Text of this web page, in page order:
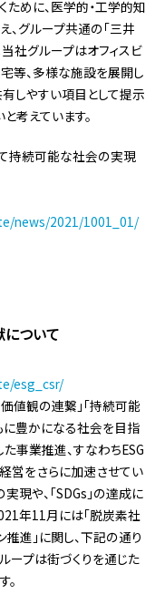
めに、医学的・工学的知
グループ共通の「三井
社グループはオフィスビ
宅等、多様な施設を展開し
しやすい項目として提示
考えています。
て持続可能な社会の実現
news/2021/1001_01/
について
esg_csr/
値観の連繋」「持続可能
に豊かになる社会を目指
した事業推進、すなわちESG
営をさらに加速させてい
現や、「SDGs」の達成に
年11月には「脱炭素社
推進」に関し、下記の通り
ープは街づくりを通じた